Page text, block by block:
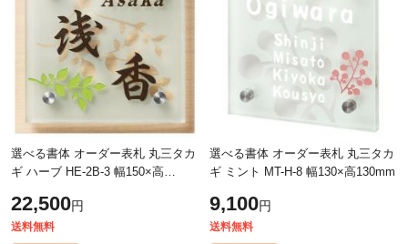
選べる書体 オーダー表札 丸三タカ
ギ ハーブ HE-2B-3 幅150×高
22,500円
送料無料
選べる書体 オーダー表札 丸三タカ
ギ ミント MT-H-8 幅130×高130mm
9,100円
送料無料